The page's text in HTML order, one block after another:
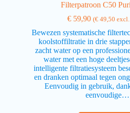
Filterpatroon C50
€ 59,90 (€ 49,50
Bewezen systematische
koolstoffiltratie in drie
zacht water op een
water met een hoge
intelligente filtratiesysteem
en dranken optimaal tegen
Eenvoudig in gebruik,
eenvoudige…